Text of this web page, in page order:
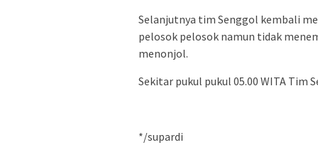
Selanjutnya tim Senggol kembali
pelosok pelosok namun tidak
menonjol.
Sekitar pukul pukul 05.00 WITA Tim
*/supardi